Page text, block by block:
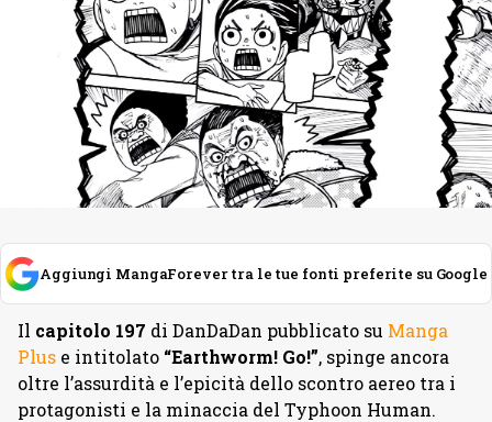
Aggiungi MangaForever tra le tue fonti preferite su Google
Il capitolo 197 di DanDaDan pubblicato su Manga
Plus e intitolato “Earthworm! Go!”, spinge ancora
oltre l’assurdità e l’epicità dello scontro aereo tra i
protagonisti e la minaccia del Typhoon Human.